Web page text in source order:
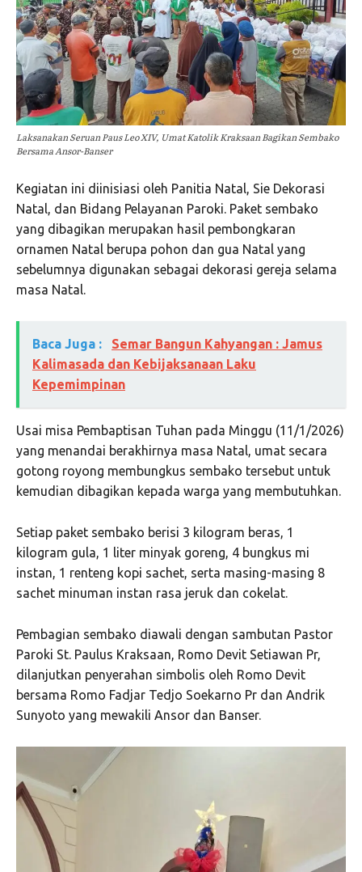
Laksanakan Seruan Paus Leo XIV, Umat Katolik Kraksaan Bagikan Sembako
Bersama Ansor-Banser
Kegiatan ini diinisiasi oleh Panitia Natal, Sie Dekorasi
Natal, dan Bidang Pelayanan Paroki. Paket sembako
yang dibagikan merupakan hasil pembongkaran
ornamen Natal berupa pohon dan gua Natal yang
sebelumnya digunakan sebagai dekorasi gereja selama
masa Natal.
Baca Juga :
Semar Bangun Kahyangan : Jamus
Kalimasada dan Kebijaksanaan Laku
Kepemimpinan
Usai misa Pembaptisan Tuhan pada Minggu (11/1/2026)
yang menandai berakhirnya masa Natal, umat secara
gotong royong membungkus sembako tersebut untuk
kemudian dibagikan kepada warga yang membutuhkan.
Setiap paket sembako berisi 3 kilogram beras, 1
kilogram gula, 1 liter minyak goreng, 4 bungkus mi
instan, 1 renteng kopi sachet, serta masing-masing 8
sachet minuman instan rasa jeruk dan cokelat.
Pembagian sembako diawali dengan sambutan Pastor
Paroki St. Paulus Kraksaan, Romo Devit Setiawan Pr,
dilanjutkan penyerahan simbolis oleh Romo Devit
bersama Romo Fadjar Tedjo Soekarno Pr dan Andrik
Sunyoto yang mewakili Ansor dan Banser.